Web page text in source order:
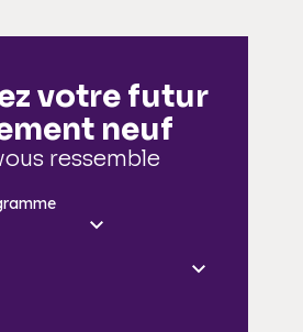
votre futur
neuf
ressemble